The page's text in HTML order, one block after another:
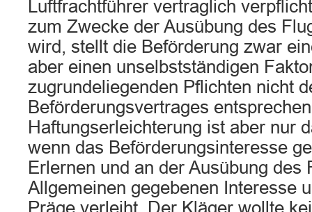
Luftfrachtführer vertraglich
zum Zwecke der Ausübung des
wird, stellt die Beförderung zwar
aber einen unselbstständigen
zugrundeliegenden Pflichten nicht
Beförderungsvertrages
Haftungserleichterung ist aber nur
wenn das Beförderungsinteresse
Erlernen und an der Ausübung des
Allgemeinen gegebenen Interesse
Präge verleiht. Der Kläger wollte